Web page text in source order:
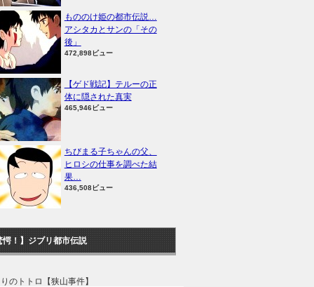
もののけ姫の都市伝説…
アシタカとサンの「その
後」
472,898ビュー
【ゲド戦記】テルーの正
体に隠された真実
465,946ビュー
ちびまる子ちゃんの父、
ヒロシの仕事を調べた結
果…
436,508ビュー
愕！】ジブリ都市伝説
のトトロ【狭山事件】